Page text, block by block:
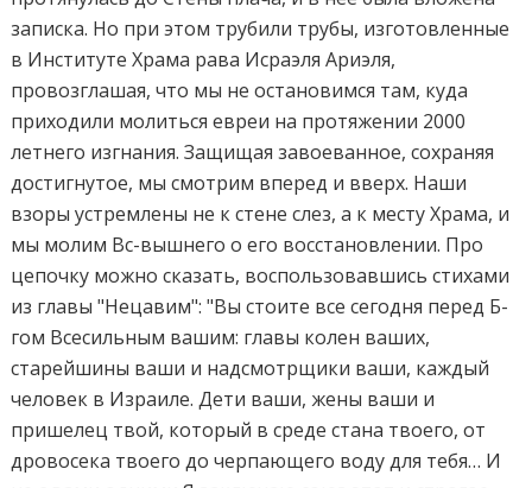
записка. Но при этом трубили трубы, изготовленные
в Институте Храма рава Исраэля Ариэля,
провозглашая, что мы не остановимся там, куда
приходили молиться евреи на протяжении 2000
летнего изгнания. Защищая завоеванное, сохраняя
достигнутое, мы смотрим вперед и вверх. Наши
взоры устремлены не к стене слез, а к месту Храма, и
мы молим Вс-вышнего о его восстановлении. Про
цепочку можно сказать, воспользовавшись стихами
из главы "Нецавим": "Вы стоите все сегодня перед Б-
гом Всесильным вашим: главы колен ваших,
старейшины ваши и надсмотрщики ваши, каждый
человек в Израиле. Дети ваши, жены ваши и
пришелец твой, который в среде стана твоего, от
дровосека твоего до черпающего воду для тебя… И